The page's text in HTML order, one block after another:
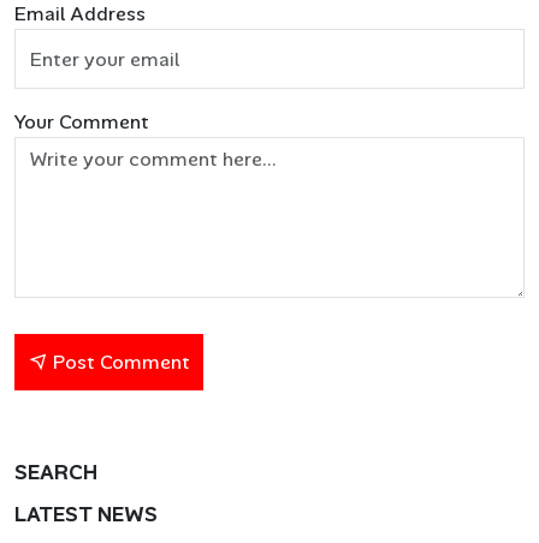
Email Address
Your Comment
Post Comment
SEARCH
LATEST NEWS